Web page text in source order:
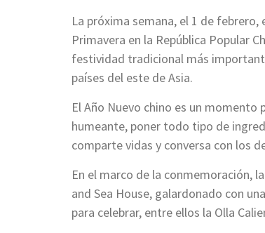
La próxima semana, el 1 de
Primavera en la República Popular
festividad tradicional más
países del este de Asia.
El Año Nuevo chino es un
humeante, poner todo tipo de
comparte vidas y conversa con los
En el marco de la conmemoración,
and Sea House, galardonado con
para celebrar, entre ellos la Olla